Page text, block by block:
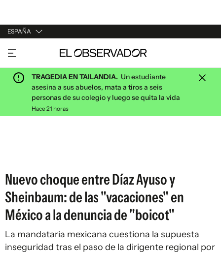
ESPAÑA
URUGUAY
ARGENTINA
ESPAÑA
ESTADOS UNIDOS
TRAGEDIA EN TAILANDIA. Un estudiante
asesina a sus abuelos, mata a tiros a seis
personas de su colegio y luego se quita la vida
Hace 21 horas
Nuevo choque entre Díaz Ayuso y
Sheinbaum: de las "vacaciones" en
México a la denuncia de "boicot"
La mandataria mexicana cuestiona la supuesta
inseguridad tras el paso de la dirigente regional por